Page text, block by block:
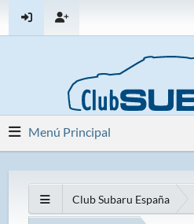
Menú Principal
Club Subaru España